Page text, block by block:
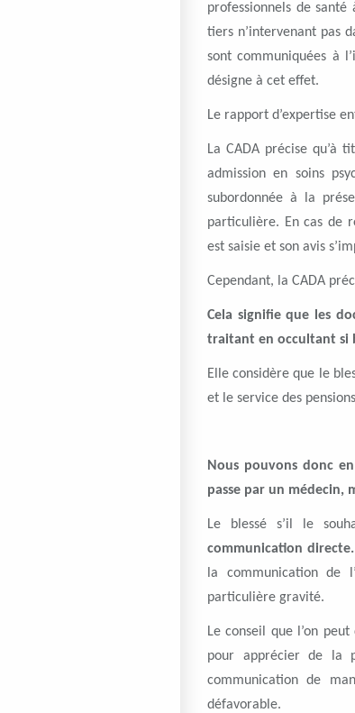
professionnels de
tiers n’intervenant pas
sont communiquées à
désigne à cet effet.
Le rapport d’expertise
La CADA précise qu’à
admission en soins
subordonnée à la
particulière. En cas de
est saisie et son avis
Cependant, la CADA
Cela signifie que les
traitant en occultant si
Elle considère que le
et le service des
Nous pouvons donc
passe par un médecin,
Le blessé s’il le
communication directe.
la communication de
particulière gravité.
Le conseil que l’on
pour apprécier de la
communication de
défavorable.